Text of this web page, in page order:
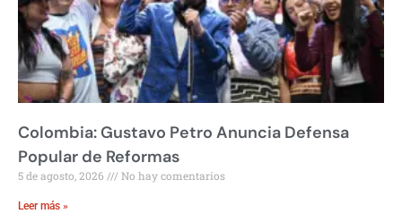
Colombia: Gustavo Petro Anuncia Defensa
Popular de Reformas
5 de agosto, 2026 No hay comentarios
Leer más »